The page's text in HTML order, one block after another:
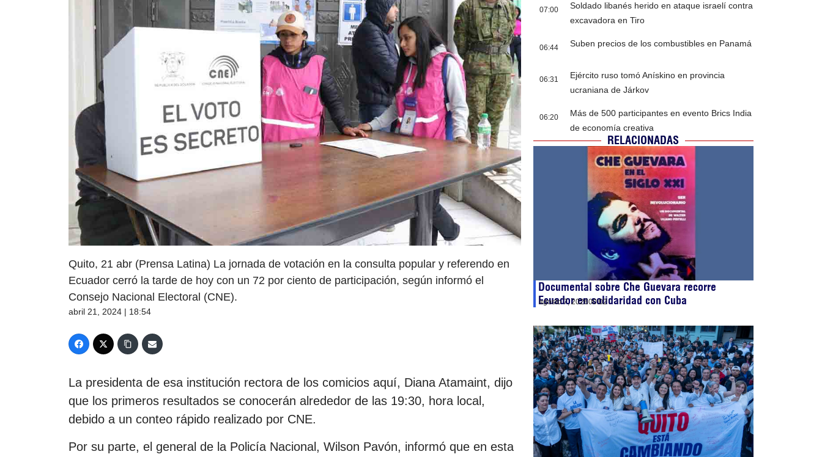
Quito, 21 abr (Prensa Latina) La jornada de votación en la consulta popular y referendo en
Ecuador cerró la tarde de hoy con un 72 por ciento de participación, según informó el
Consejo Nacional Electoral (CNE).
abril 21, 2024 | 18:54
La presidenta de esa institución rectora de los comicios aquí, Diana Atamaint, dijo
que los primeros resultados se conocerán alrededor de las 19:30, hora local,
debido a un conteo rápido realizado por CNE.
Por su parte, el general de la Policía Nacional, Wilson Pavón, informó que en esta
07:00
Soldado libanés herido en ataque israelí contra
excavadora en Tiro
06:44 Suben precios de los combustibles en Panamá
06:31
Ejército ruso tomó Anískino en provincia
ucraniana de Járkov
06:20
Más de 500 participantes en evento Brics India
de economía creativa
RELACIONADAS
Documental sobre Che Guevara recorre
Ecuador en solidaridad con Cuba
agosto 7, 202600:02